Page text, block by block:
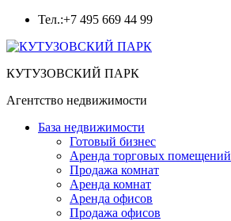
Тел.:+7 495 669 44 99
КУТУЗОВСКИЙ ПАРК
Агентство недвижимости
База недвижимости
Готовый бизнес
Аренда торговых помещений
Продажа комнат
Аренда комнат
Аренда офисов
Продажа офисов